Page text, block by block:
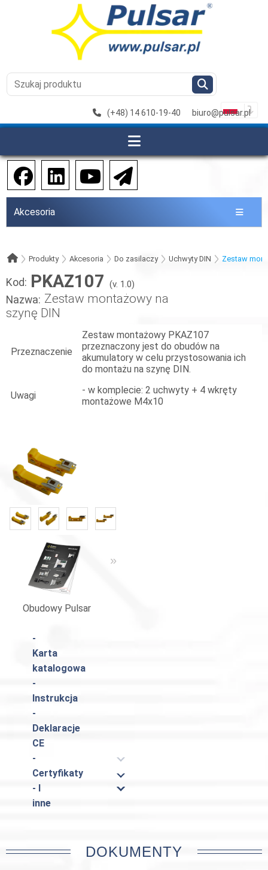
(+48) 14 610-19-40 biuro@pulsar.pl
Akcesoria
Produkty Akcesoria Do zasilaczy Uchwyty DIN Zestaw
Kod: PKAZ107 (v. 1.0)
Nazwa: Zestaw montażowy na
szynę DIN
Przeznaczenie
Zestaw montażowy PKAZ107
przeznaczony jest do obudów na
akumulatory w celu przystosowania ich
do montażu na szynę DIN.
Uwagi
- w komplecie: 2 uchwyty + 4 wkręty
montażowe M4x10
Obudowy Pulsar
»
-
Karta
katalogowa
-
Instrukcja
-
Deklaracje
CE
-
Certyfikaty
- I
inne
DOKUMENTY